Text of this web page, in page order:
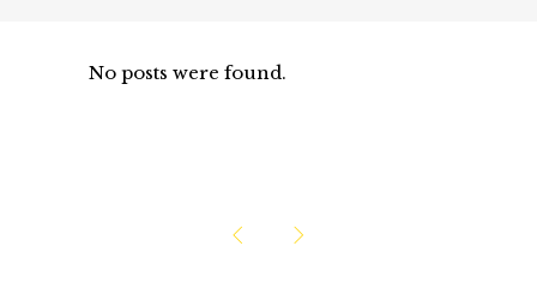
No posts were found.